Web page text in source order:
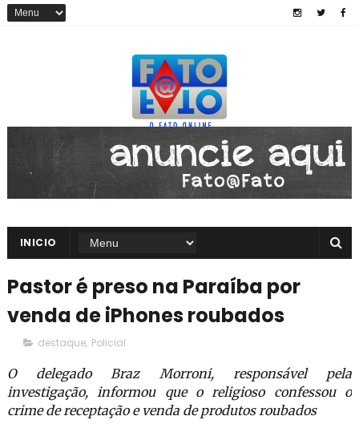
INICIO
Pastor é preso na Paraíba por
venda de iPhones roubados
destaque, Policial
O delegado Braz Morroni, responsável pela
investigação, informou que o religioso confessou o
crime de receptação e venda de produtos roubados